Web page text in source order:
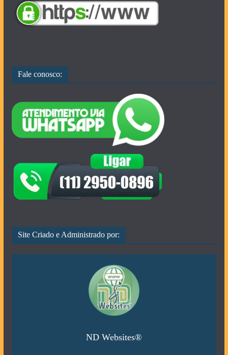
Fale conosco:
Site Criado e Administrado por:
ND Websites®